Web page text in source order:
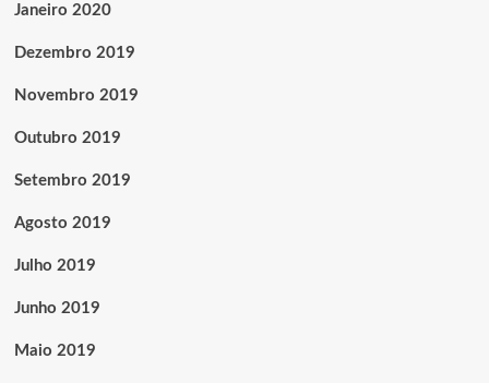
Janeiro 2020
Dezembro 2019
Novembro 2019
Outubro 2019
Setembro 2019
Agosto 2019
Julho 2019
Junho 2019
Maio 2019